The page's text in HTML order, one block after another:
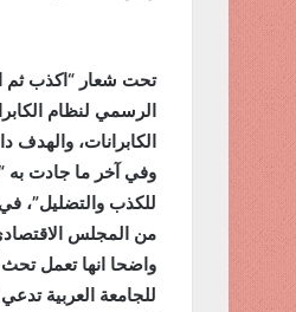
ل
ب
إ
ل
ك
تحت شعار “اكذب ثم
الرسمي لنظام
الكابرانات، والهدف
وفي آخر ما جادت به
للكذب والتضليل”،
من المجلس
واضحا انها تعمل
للجامعة العربية